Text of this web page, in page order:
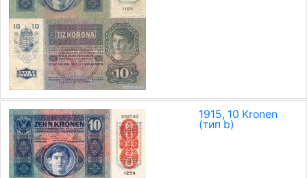
1915, 10 Kronen
(тип b)